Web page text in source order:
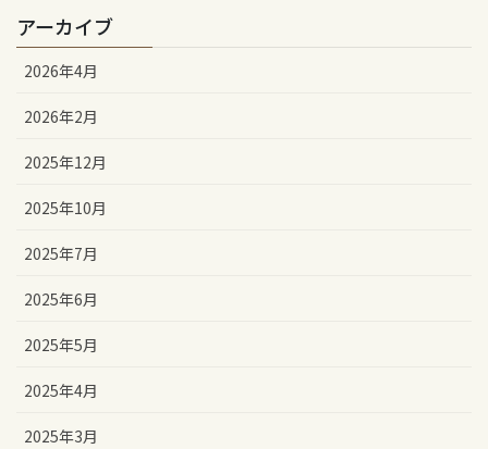
アーカイブ
2026年4月
2026年2月
2025年12月
2025年10月
2025年7月
2025年6月
2025年5月
2025年4月
2025年3月